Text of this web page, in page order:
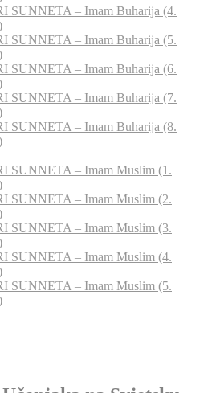
SUNNETA – Imam Buharija (4.
SUNNETA – Imam Buharija (5.
SUNNETA – Imam Buharija (6.
SUNNETA – Imam Buharija (7.
SUNNETA – Imam Buharija (8.
SUNNETA – Imam Muslim (1.
SUNNETA – Imam Muslim (2.
SUNNETA – Imam Muslim (3.
SUNNETA – Imam Muslim (4.
SUNNETA – Imam Muslim (5.